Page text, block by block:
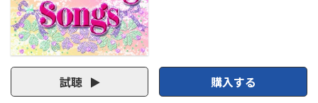
試聴 購入する